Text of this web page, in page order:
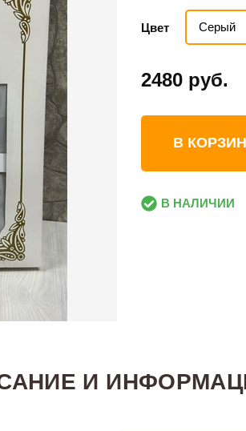
Цвет Серый
2480 руб.
В
В НАЛИЧИИ
И